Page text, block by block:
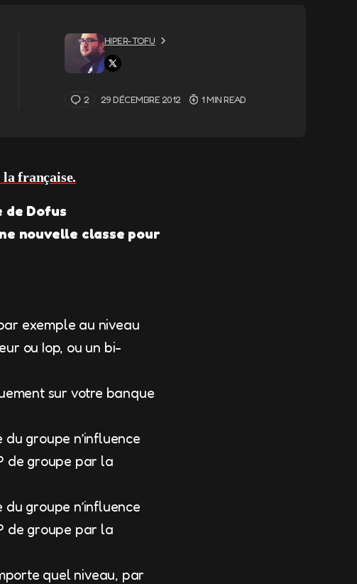
HIPER-TOFU
2 29 DÉCEMBRE 2012 1 MIN READ
la française.
de Dofus
nouvelle classe pour
exemple au niveau
ou Iop, ou un bi-
sur votre banque
groupe n’influence
de groupe par la
groupe n’influence
de groupe par la
quel niveau, par